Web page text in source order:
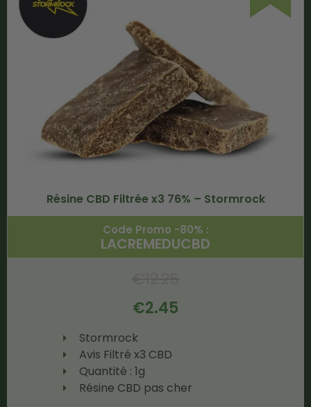
Résine CBD Filtrée x3 76% – Stormrock
Code Promo -80% :
LACREMEDUCBD
€2.45
Stormrock
Avis Filtré x3 CBD
Quantité : 1g
Résine CBD pas cher